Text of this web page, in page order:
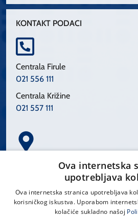
KONTAKT PODACI
Centrala Firule
021 556 111
Centrala Križine
021 557 111
Spinčićeva 1, 21000 Split
Ova internetska
upotrebljava
Ova internetska stranica upotrebljava
korisničkog iskustva. Uporabom
kolačiće sukladno našoj